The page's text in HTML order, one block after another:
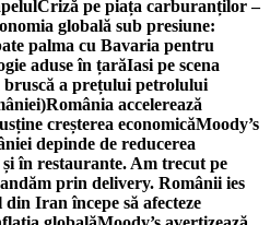
Criză pe piața carburanților –
globală sub presiune:
palma cu Bavaria pentru
aduse în țarăIasi pe scena
bruscă a prețului petrolului
România accelerează
creșterea economicăMoody’s
depinde de reducerea
și în restaurante. Am trecut pe
prin delivery. Românii ies
Iran începe să afecteze